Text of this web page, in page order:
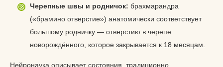
Черепные швы и родничок: брахмарандра
(«брамино отверстие») анатомически соответствует
большому родничку — отверстию в черепе
новорождённого, которое закрывается к 18 месяцам.
Нейронаука описывает состояния, традиционно